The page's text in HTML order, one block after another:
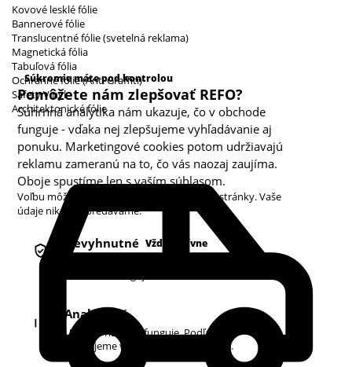
Kovové lesklé fólie
Bannerové fólie
Translucentné fólie (svetelná reklama)
Magnetická fólia
Tabuľová fólia
Ochranné fólie (Anti Graffiti)
Safety Vinyl
Architektonické fólie
Súkromie máte pod kontrolou
Pomôžete nám zlepšovať REFO?
Súhrnná analytika nám ukazuje, čo v obchode
funguje - vďaka nej zlepšujeme vyhľadávanie aj
ponuku. Marketingové cookies potom udržiavajú
reklamu zameranú na to, čo vás naozaj zaujíma.
Oboje spustíme len s vaším súhlasom.
Voľbu môžete kedykoľvek zmeniť v pätičke stránky. Vaše
údaje nikdy nepredávame.
Kategórie cookies
Nevyhnutné Vždy aktívne
Analytické
Ukazujú nám, čo funguje. Podľa toho
zlepšujeme vyhľadávanie aj ponuku.